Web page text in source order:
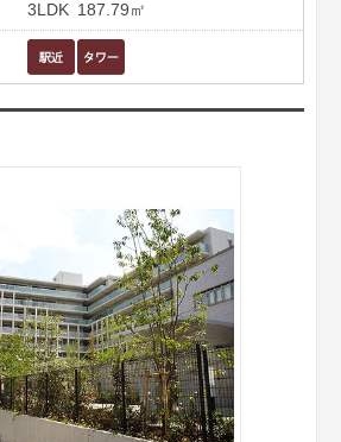
3LDK 187.79㎡